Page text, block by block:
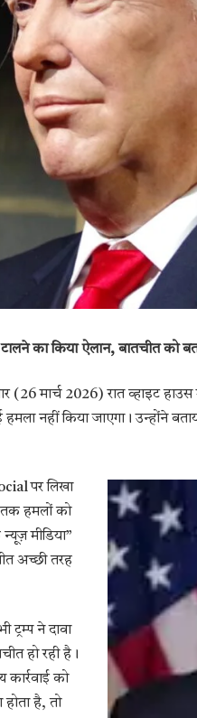
का किया ऐलान, बातचीत को
(26 मार्च 2026) रात व्हाइट
हमला नहीं किया जाएगा। उन्होंने
पर लिखा
तक हमलों को
मीडिया”
अच्छी तरह
ने दावा
हो रही है।
को
है, तो